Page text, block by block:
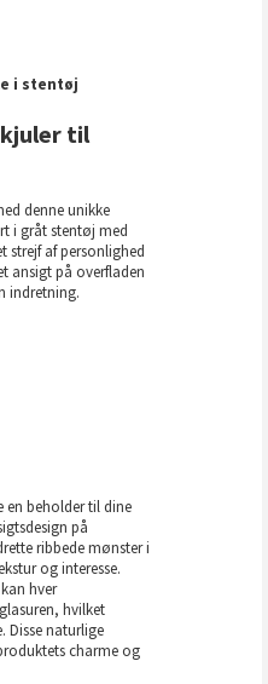
i stentøj
til
denne unikke
i gråt stentøj med
strejf af personlighed
ansigt på overfladen
indretning.
en beholder til dine
på
ribbede mønster i
og interesse.
hver
hvilket
Disse naturlige
charme og